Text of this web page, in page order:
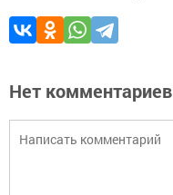
Нет комментариев